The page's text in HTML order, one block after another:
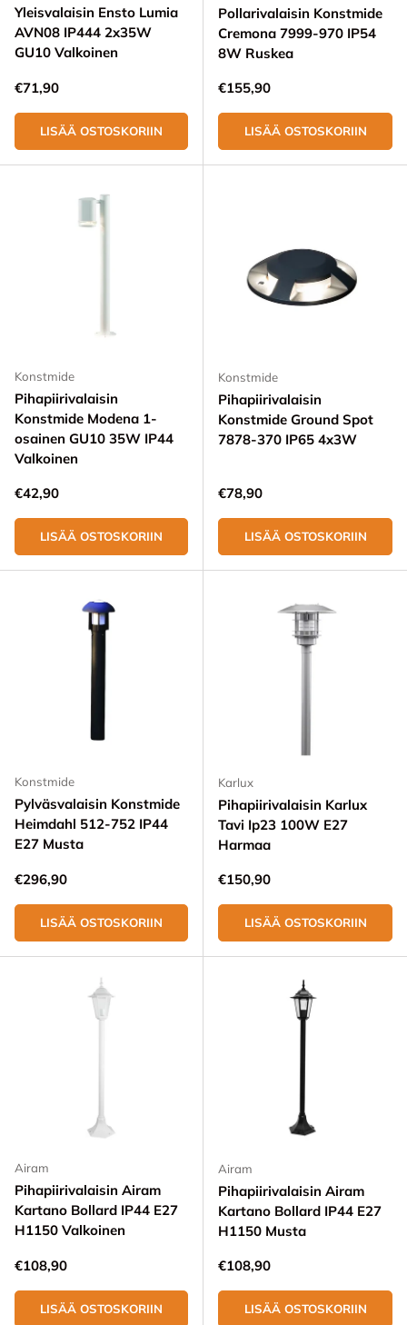
Yleisvalaisin Ensto Lumia
AVN08 IP444 2x35W
GU10 Valkoinen
Normaali hinta
€71,90
LISÄÄ OSTOSKORIIN
Pollarivalaisin Konstmide
Cremona 7999-970 IP54
8W Ruskea
Normaali hinta
€155,90
LISÄÄ OSTOSKORIIN
Konstmide
Pihapiirivalaisin
Konstmide Modena 1-
osainen GU10 35W IP44
Valkoinen
Normaali hinta
€42,90
LISÄÄ OSTOSKORIIN
Konstmide
Pihapiirivalaisin
Konstmide Ground Spot
7878-370 IP65 4x3W
Normaali hinta
€78,90
LISÄÄ OSTOSKORIIN
Konstmide
Pylväsvalaisin Konstmide
Heimdahl 512-752 IP44
E27 Musta
Normaali hinta
€296,90
LISÄÄ OSTOSKORIIN
Karlux
Pihapiirivalaisin Karlux
Tavi Ip23 100W E27
Harmaa
Normaali hinta
€150,90
LISÄÄ OSTOSKORIIN
Airam
Pihapiirivalaisin Airam
Kartano Bollard IP44 E27
H1150 Valkoinen
Normaali hinta
€108,90
LISÄÄ OSTOSKORIIN
Airam
Pihapiirivalaisin Airam
Kartano Bollard IP44 E27
H1150 Musta
Normaali hinta
€108,90
LISÄÄ OSTOSKORIIN